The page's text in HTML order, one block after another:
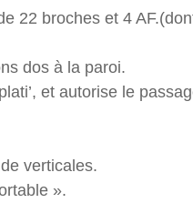
22 broches et 4
dos à la paroi.
et autorise le
verticales.
».